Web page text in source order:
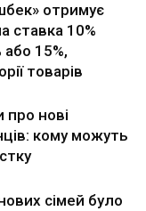
отримує
ставка 10%
або 15%,
товарів
про нові
кому можуть
сімей було